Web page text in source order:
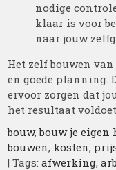
nodige
klaar is voor
naar jouw
Het zelf bouwen
en goede planning.
ervoor zorgen dat
het resultaat
bouw,bouw je eigen
bouwen, kosten,
| Tags:afwerking,